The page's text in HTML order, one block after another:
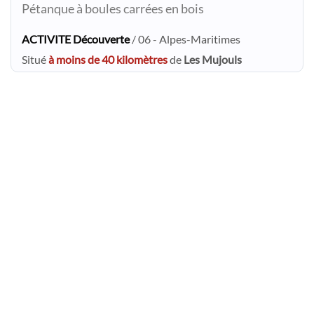
Pétanque à boules carrées en bois
ACTIVITE Découverte/ 06 - Alpes-Maritimes
Situéà moins de 40 kilomètresde Les Mujouls